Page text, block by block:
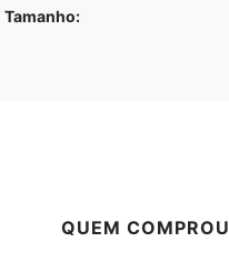
Tamanho
QUEM